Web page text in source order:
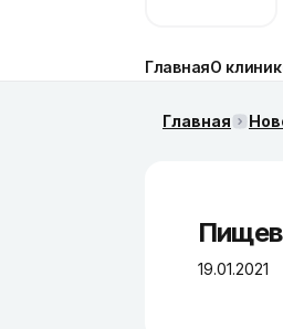
ГлавнаяО
Главная
19.01.2021